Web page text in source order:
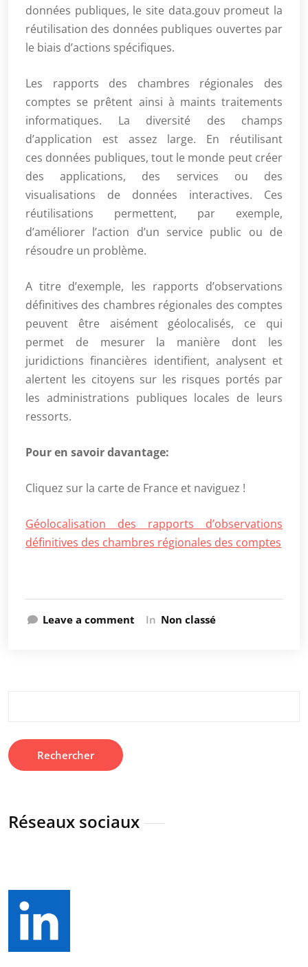
données publiques, le site data.gouv promeut la
réutilisation des données publiques ouvertes par
le biais d’actions spécifiques.
Les rapports des chambres régionales des
comptes se prêtent ainsi à maints traitements
informatiques. La diversité des champs
d’application est assez large. En réutilisant
ces données publiques, tout le monde peut créer
des applications, des services ou des
visualisations de données interactives. Ces
réutilisations permettent, par exemple,
d’améliorer l’action d’un service public ou de
résoudre un problème.
A titre d’exemple, les rapports d’observations
définitives des chambres régionales des comptes
peuvent être aisément géolocalisés, ce qui
permet de mesurer la manière dont les
juridictions financières identifient, analysent et
alertent les citoyens sur les risques portés par
les administrations publiques locales de leurs
ressorts.
Pour en savoir davantage:
Cliquez sur la carte de France et naviguez !
Géolocalisation des rapports d’observations
définitives des chambres régionales des comptes
Leave a comment In Non classé
Réseaux sociaux